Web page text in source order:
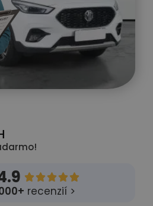

recenzií >